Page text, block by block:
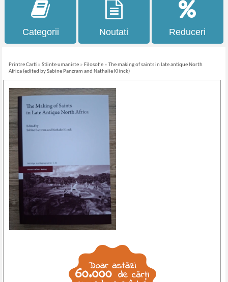
Categorii Noutati Reduceri
Printre Carti »Stiinte umaniste » Filosofie »The making of saints in late antique North
Africa (edited by Sabine Panzram and Nathalie Klinck)